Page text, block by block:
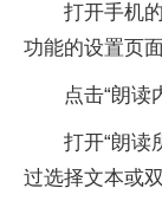
打开手机
功能的设置页面
点击“朗读
打开“朗读
过选择文本或